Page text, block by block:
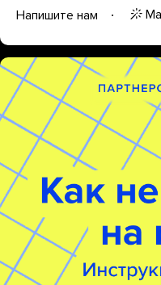
Напишите нам